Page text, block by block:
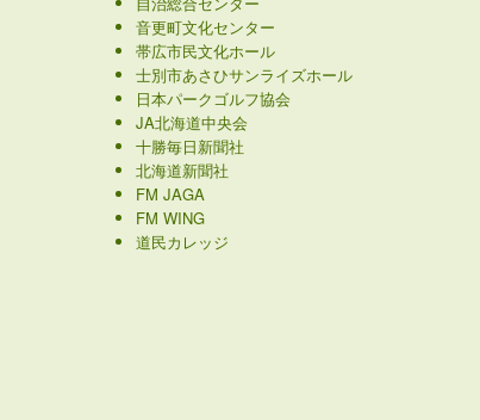
音更町文化センター
帯広市民文化ホール
士別市あさひサンライズホール
日本パークゴルフ協会
JA北海道中央会
十勝毎日新聞社
北海道新聞社
FM JAGA
FM WING
道民カレッジ